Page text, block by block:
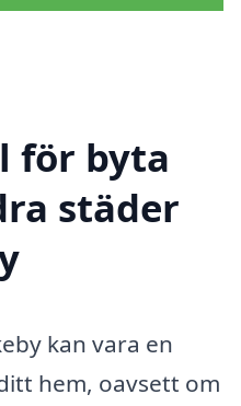
för byta
städer
kan vara en
hem, oavsett om